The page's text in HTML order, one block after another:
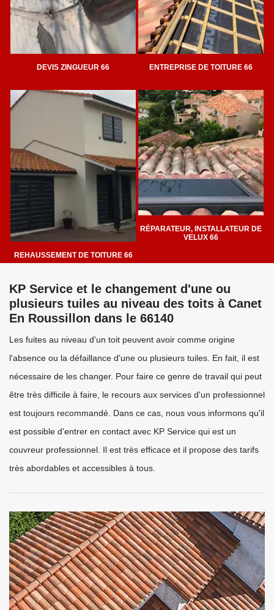
DEVIS ZINGUEUR 66 ENTREPRISE DE TOITURE 66
REHAUSSEMENT DE TOITURE 66
RÉPARATEUR, INSTALLATEUR DE
VELUX 66
KP Service et le changement d'une ou
plusieurs tuiles au niveau des toits à Canet
En Roussillon dans le 66140
Les fuites au niveau d'un toit peuvent avoir comme origine
l'absence ou la défaillance d'une ou plusieurs tuiles. En fait, il est
nécessaire de les changer. Pour faire ce genre de travail qui peut
être très difficile à faire, le recours aux services d'un professionnel
est toujours recommandé. Dans ce cas, nous vous informons qu'il
est possible d'entrer en contact avec KP Service qui est un
couvreur professionnel. Il est très efficace et il propose des tarifs
très abordables et accessibles à tous.